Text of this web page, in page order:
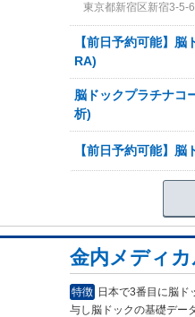
東京都新宿区新宿3-5-
【前日予約可能】
RA)
脳ドックプラチナコ
析)
【前日予約可能】
金内メディ
特徴 日本で3番目に脳ド
与し脳ドックの基礎デー